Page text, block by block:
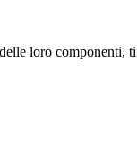
loro componenti,